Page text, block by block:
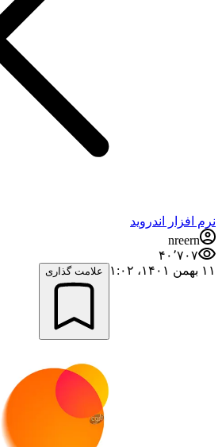
نرم افزار اندروید
nreern
۴۰٬۷۰۷
۱۱ بهمن ۱۴۰۱،‏ ۱:۰۲
علامت گذاری